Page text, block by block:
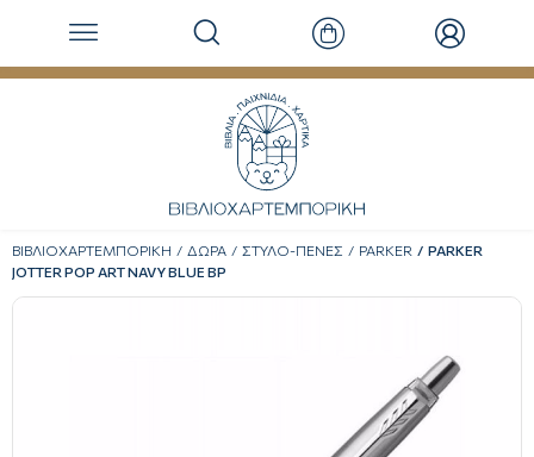
ΒΙΒΛΙΟΧΑΡΤΕΜΠΟΡΙΚΗ ΔΩΡΑ ΣΤΥΛΟ-ΠΕΝΕΣ PARKER
PARKER
JOTTER POP ART NAVY BLUE BP